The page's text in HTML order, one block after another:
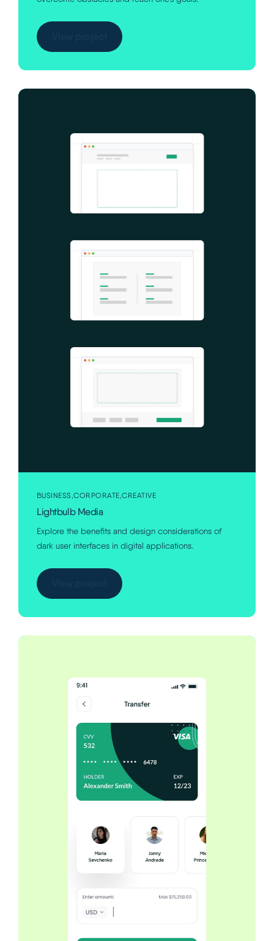
BUSINESS CORPORATE CREATIVE
Lightbulb Media
Explore the benefits and design considerations of
dark user interfaces in digital applications.